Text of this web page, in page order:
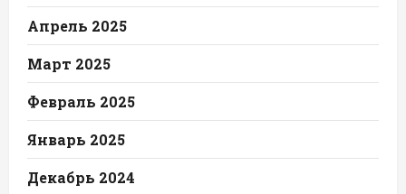
Апрель 2025
Март 2025
Февраль 2025
Январь 2025
Декабрь 2024